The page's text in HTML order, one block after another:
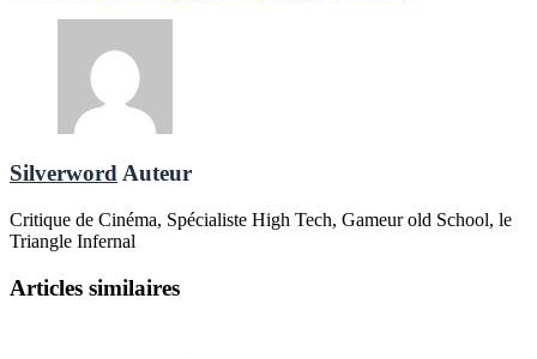
SilverwordAuteur
Critique de Cinéma, Spécialiste High Tech, Gameur old School, le
Triangle Infernal
Articles similaires